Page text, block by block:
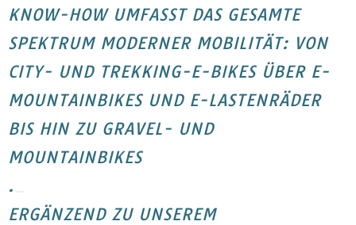
KNOW-HOW UMFASST DAS GESAMTE
SPEKTRUM MODERNER MOBILITÄT: VON
CITY- UND TREKKING-E-BIKES ÜBER E-
MOUNTAINBIKES UND E-LASTENRÄDER
BIS HIN ZU GRAVEL- UND
MOUNTAINBIKES
.
ERGÄNZEND ZU UNSEREM